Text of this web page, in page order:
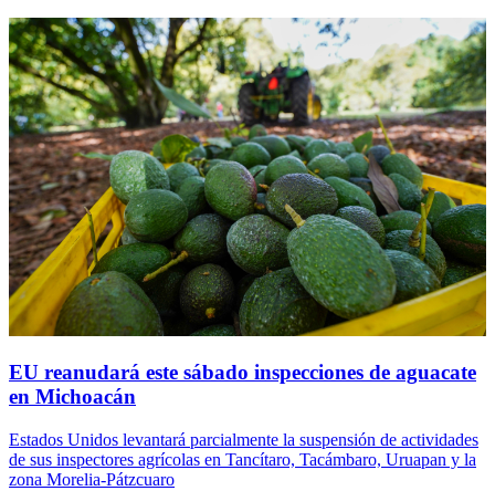
EU reanudará este sábado inspecciones de aguacate
en Michoacán
Estados Unidos levantará parcialmente la suspensión de actividades
de sus inspectores agrícolas en Tancítaro, Tacámbaro, Uruapan y la
zona Morelia-Pátzcuaro